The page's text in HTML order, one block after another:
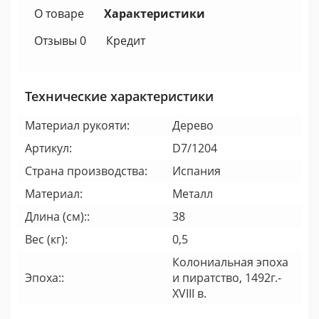
О товаре
Характеристики
Отзывы 0
Кредит
Технические характеристики
Материал рукояти:
Дерево
Артикул:
D7/1204
Страна производства:
Испания
Материал:
Металл
Длина (см)::
38
Вес (кг):
0,5
Эпоха::
Колониальная эпоха
и пиратство, 1492г.-
XVIII в.